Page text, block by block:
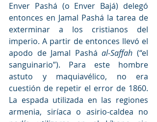
Enver Pashá (o Enver Bajá) delegó
entonces en Jamal Pashá la tarea de
exterminar a los cristianos del
imperio. A partir de entonces llevó el
apodo de Jamal Pashá al-Saffah (“el
sanguinario”). Para este hombre
astuto y maquiavélico, no era
cuestión de repetir el error de 1860.
La espada utilizada en las regiones
armenia, siríaca o asirio-caldea no